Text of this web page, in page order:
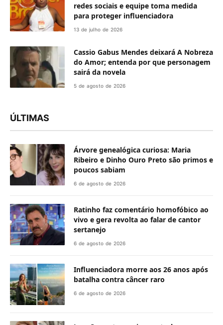
redes sociais e equipe toma medida
para proteger influenciadora
13 de julho de 2026
Cassio Gabus Mendes deixará A Nobreza
do Amor; entenda por que personagem
sairá da novela
5 de agosto de 2026
ÚLTIMAS
Árvore genealógica curiosa: Maria
Ribeiro e Dinho Ouro Preto são primos e
poucos sabiam
6 de agosto de 2026
Ratinho faz comentário homofóbico ao
vivo e gera revolta ao falar de cantor
sertanejo
6 de agosto de 2026
Influenciadora morre aos 26 anos após
batalha contra câncer raro
6 de agosto de 2026